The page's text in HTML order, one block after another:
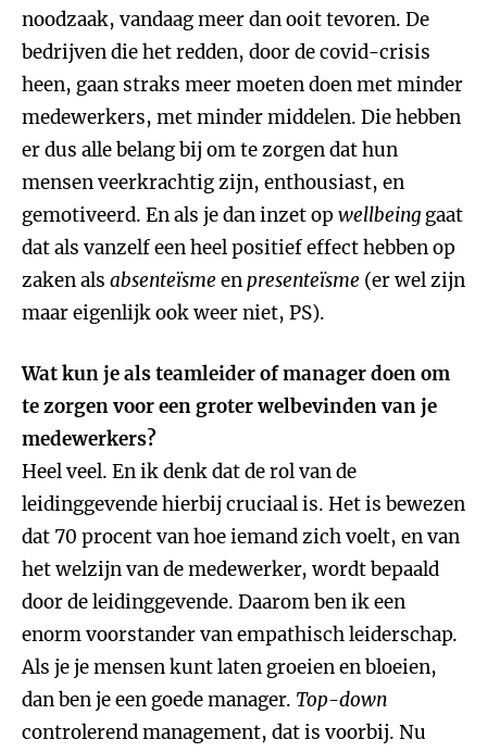
noodzaak, vandaag meer dan ooit tevoren. De
bedrijven die het redden, door de covid-crisis
heen, gaan straks meer moeten doen met minder
medewerkers, met minder middelen. Die hebben
er dus alle belang bij om te zorgen dat hun
mensen veerkrachtig zijn, enthousiast, en
gemotiveerd. En als je dan inzet op wellbeing gaat
dat als vanzelf een heel positief effect hebben op
zaken als absenteïsme enpresenteïsme (er wel zijn
maar eigenlijk ook weer niet, PS).
Wat kun je als teamleider of manager doen om
te zorgen voor een groter welbevinden van je
medewerkers?
Heel veel. En ik denk dat de rol van de
leidinggevende hierbij cruciaal is. Het is bewezen
dat 70 procent van hoe iemand zich voelt, en van
het welzijn van de medewerker, wordt bepaald
door de leidinggevende. Daarom ben ik een
enorm voorstander van empathisch leiderschap.
Als je je mensen kunt laten groeien en bloeien,
dan ben je een goede manager. Top-down
controlerend management, dat is voorbij. Nu